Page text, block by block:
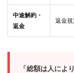
中途解約・
返金
返金
「総額は人によ